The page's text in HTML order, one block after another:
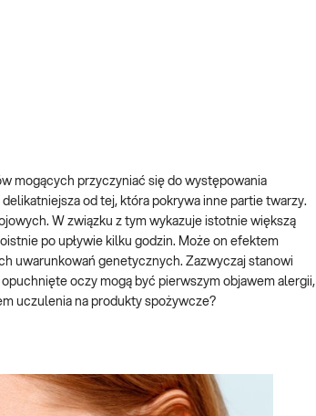
mogących przyczyniać się do występowania
od tej, która pokrywa inne partie twarzy.
W związku z tym wykazuje istotnie większą
po upływie kilku godzin. Może on efektem
uwarunkowań genetycznych. Zazwyczaj stanowi
oczy mogą być pierwszym objawem alergii,
uczulenia na produkty spożywcze?